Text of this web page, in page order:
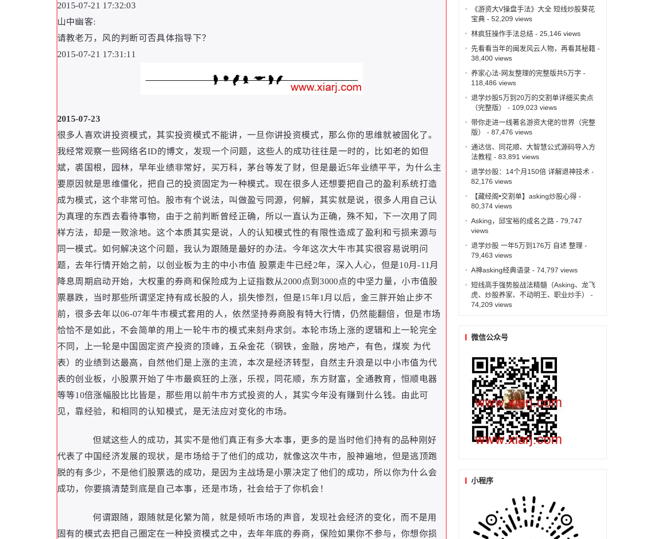
2015-07-21 17:32:03
山中幽客:
请教老万 ， 风的判断可否具体指导下？
2015-07-21 17:31:11
2015-07-23
很多人喜欢讲投资模式 ， 其实投资模式不能讲 ， 一旦你讲投资模式 ， 那么你的思维就被固化了。
我经常观察一些网络名ID的博文 ， 发现一个问题 ， 这些人的成功往往是一时的 ，
比如老的如但
斌 ， 裘国根 ， 园林 ， 早年业绩非常好 ， 买万科 ， 茅台等发了财 ，但是最近5年业绩平平 ， 为什么主
要原因就是思维僵化 ，把自己的投资固定为一种模式。 现在很多人还想要把自己的盈利系统打造
成为模式 ，这个非常可怕。 股市有个说法 ， 叫做盈亏同源 ， 何解 ， 其实就是说 ， 很多人用自己认
为真理的东西去看待事物 ， 由于之前判断曾经正确 ， 所以一直认为正确 ， 殊不知 ， 下一次用了同
样方法 ， 却是一败涂地。这个本质其实是说 ，
人的认知模式性的有限性造成了盈利和亏损来源与
同一模式。如何解决这个问题 ，我认为跟随是最好的办法。 今年这次大牛市其实很容易说明问
题 ， 去年行情开始之前 ， 以创业板为主的中小市值 股票走牛已经2年 ， 深入人心 ， 但是10月-11月
降息周期启动开始 ， 大权重的券商和保险成为上证指数从2000点到3000点的中坚力量 ，小市值股
票暴跌 ， 当时那些所谓坚定持有成长股的人 ， 损失惨烈 ，但是15年1月以后 ， 金三胖开始止步不
前 ，很多去年以06-07年牛市模式套用的人 ，依然坚持券商股有特大行情 ， 仍然能翻倍 ， 但是市场
恰恰不是如此 ， 不会简单的用上一轮牛市的模式来刻舟求剑 。 本轮市场上涨的逻辑和上一轮完全
不同 ， 上一轮是中国固定资产投资的顶峰 ， 五朵金花 （钢铁 ，金融 ， 房地产 ， 有色 ， 煤炭 为代
表） 的业绩到达最高 ， 自然他们是上涨的主流 ， 本次是经济转型 ，
自然主升浪是以中小市值为代
表的创业板 ， 小股票开始了牛市最疯狂的上涨 ， 乐视 ， 同花顺 ， 东方财富 ，全通教育 ， 恒顺电器
等等10倍涨幅股比比皆是 ， 那些用以前牛市方式投资的人 ， 其实今年没有赚到什么钱。 由此可
见 ， 靠经验 ， 和相同的认知模式 ， 是无法应对变化的市场。
但斌这些人的成功 ， 其实不是他们真正有多大本事 ， 更多的是当时他们持有的品种刚好
代表了中国经济发展的现状 ， 是市场给于了他们的成功 ， 就像这次牛市 ， 股神遍地 ， 但是逃顶跑
脱的有多少 ， 不是他们股票选的成功 ， 是因为主战场是小票决定了他们的成功 ， 所以你为什么会
成功 ， 你要搞清楚到底是自己本事 ，还是市场 ， 社会给于了你机会 ！
何谓跟随 ， 跟随就是化繁为简 ， 就是倾听市场的声音 ， 发现社会经济的变化 ， 而不是用
固有的模式去把自己圈定在一种投资模式之中 ， 去年年底的券商 ， 保险如果你不参与 ， 你想你损
《游资大V操盘手法》大全 短线炒股葵花
宝典- 52,209 views
林疯狂操作手法总结- 25,146 views
先看看当年的闽发风云人物，再看其秘籍-
38,400 views
养家心法-网友整理的完整版共5万字 -
118,486 views
退学炒股5万到20万的交割单详细买卖点
（完整版）
- 109,023 views
带你走进一线著名游资大佬的世界（完整
版）
- 87,476 views
通达信、同花顺、大智慧公式源码导入方
法教程- 83,891 views
退学炒股：14个月150倍 详解退神技术 -
82,176 views
【藏经阁•交割单】asking炒股心得-
80,374 views
Asking，邱宝裕的成名之路- 79,747
views
退学炒股 一年5万到176万 自述 整理 -
79,463 views
A神asking经典语录- 74,797 views
短线高手强势股战法精髓（Asking、龙飞
虎、炒股养家、不动明王、职业炒手）
-
74,209 views
微信公众号
小程序